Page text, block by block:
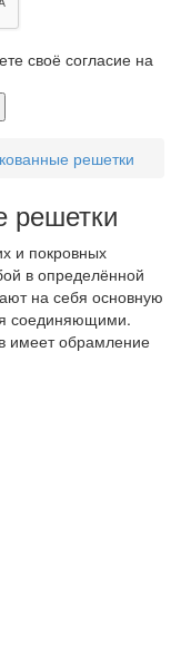
своё согласие на
решетки
решетки
и покровных
в определённой
на себя основную
соединяющими.
имеет обрамление